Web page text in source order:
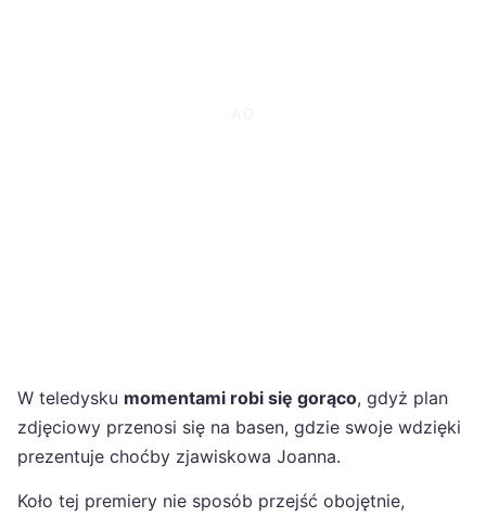
W teledysku momentami robi się gorąco, gdyż plan
zdjęciowy przenosi się na basen, gdzie swoje wdzięki
prezentuje choćby zjawiskowa Joanna.
Koło tej premiery nie sposób przejść obojętnie,